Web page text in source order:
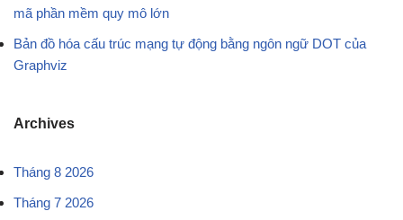
mã phần mềm quy mô lớn
Bản đồ hóa cấu trúc mạng tự động bằng ngôn ngữ DOT của
Graphviz
Archives
Tháng 8 2026
Tháng 7 2026